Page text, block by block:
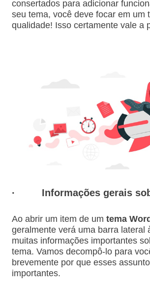
consertados para adicionar
seu tema, você deve focar em um
qualidade! Isso certamente vale a
· Informações gerais
Ao abrir um item de um tema
geralmente verá uma barra lateral
muitas informações importantes
tema. Vamos decompô-lo para
brevemente por que esses
importantes.